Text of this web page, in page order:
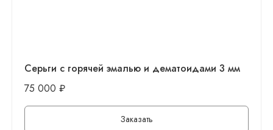
Серьги с горячей эмалью и дематоидами 3 мм
75 000 ₽
Заказать